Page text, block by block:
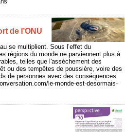
de l’ONU
se multiplient. Sous l’effet du
régions du monde ne parviennent plus à
telles que l'assèchement des
ou des tempêtes de poussière, voire des
de personnes avec des conséquences
le-monde-est-desormais-